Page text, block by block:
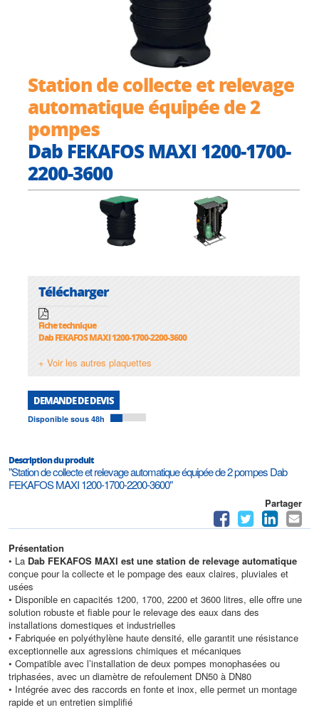
Station de collecte et relevage
automatique équipée de 2
pompes
Dab FEKAFOS MAXI 1200-1700-
2200-3600
Télécharger
Fiche technique
Dab FEKAFOS MAXI 1200-1700-2200-3600
+ Voir les autres plaquettes
DEMANDE DE DEVIS
Disponible sous 48h
Description du produit
"Station de collecte et relevage automatique équipée de 2 pompes Dab
FEKAFOS MAXI 1200-1700-2200-3600"
Partager
Présentation
• La Dab FEKAFOS MAXI est une station de relevage automatique
conçue pour la collecte et le pompage des eaux claires, pluviales et
usées
• Disponible en capacités 1200, 1700, 2200 et 3600 litres, elle offre une
solution robuste et fiable pour le relevage des eaux dans des
installations domestiques et industrielles
• Fabriquée en polyéthylène haute densité, elle garantit une résistance
exceptionnelle aux agressions chimiques et mécaniques
• Compatible avec l’installation de deux pompes monophasées ou
triphasées, avec un diamètre de refoulement DN50 à DN80
• Intégrée avec des raccords en fonte et inox, elle permet un montage
rapide et un entretien simplifié